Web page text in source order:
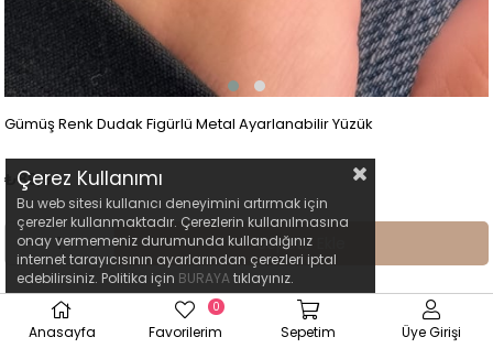
Gümüş Renk Dudak Figürlü Metal Ayarlanabilir Yüzük
₺89,99
Sepete Ekle
Çerez Kullanımı
Bu web sitesi kullanıcı deneyimini artırmak için
çerezler kullanmaktadır. Çerezlerin kullanılmasına
onay vermemeniz durumunda kullandığınız
internet tarayıcısının ayarlarından çerezleri iptal
edebilirsiniz. Politika için BURAYAtıklayınız.
Anasayfa Favorilerim
0
Sepetim Üye Girişi